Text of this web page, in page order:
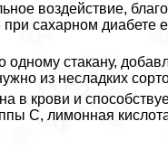
воздействие,
сахарном диабете
одному стакану,
из несладких
в крови и
С, лимонная